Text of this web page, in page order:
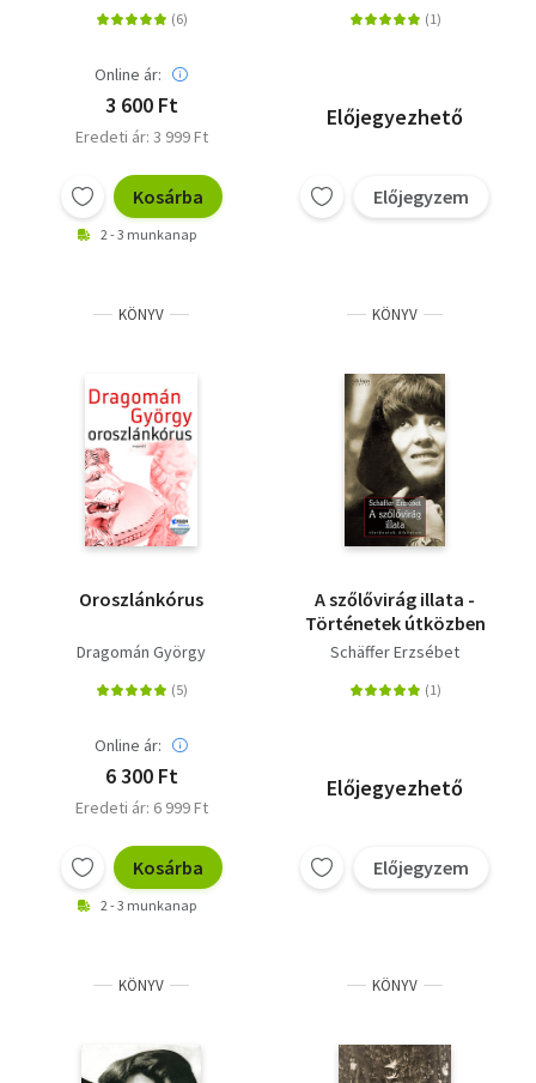
Online ár:
3 600 Ft
Eredeti ár: 3 999 Ft
Kosárba
2 - 3 munkanap
Előjegyezhető
Előjegyzem
KÖNYV
Oroszlánkórus
Dragomán György
Online ár:
6 300 Ft
Eredeti ár: 6 999 Ft
Kosárba
2 - 3 munkanap
KÖNYV
A szőlővirág illata -
Történetek útközben
Schäffer Erzsébet
Előjegyezhető
Előjegyzem
KÖNYV KÖNYV